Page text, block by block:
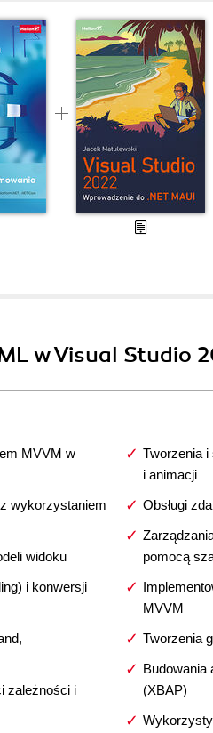
w Visual Studio
MVVM w
wykorzystaniem
widoku
i konwersji
zależności i
Tworzenia
i animacji
Obsługi
pomocą
MVVM
Tworzenia
Budowania
(XBAP)